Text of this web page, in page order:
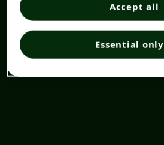
Essential only
Accept all